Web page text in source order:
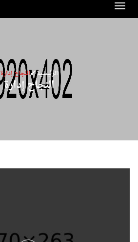
Toggle
navigation
الرئيسية النجاح إدارة
النجاح إدارة